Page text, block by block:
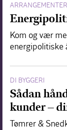
ARRANGEMENTER
Kom og vær
energipolitiske
DI BYGGERI
Sådan
kunder –
Tømrer &